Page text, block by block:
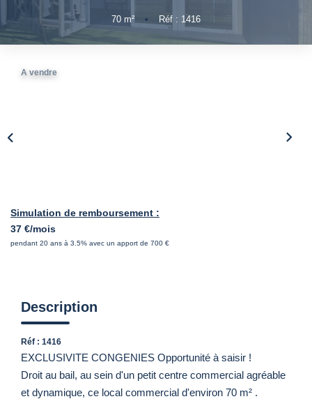
CONTACT
70 m² • Réf : 1416
A vendre
Simulation de remboursement :
37 €/mois
pendant 20 ans à 3.5% avec un apport de 700 €
Description
Réf : 1416
EXCLUSIVITE CONGENIES Opportunité à saisir !
Droit au bail, au sein d'un petit centre commercial agréable
et dynamique, ce local commercial d'environ 70 m² .